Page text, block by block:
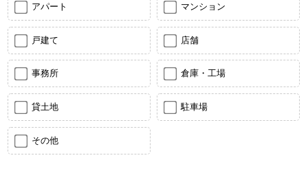
アパート マンション
戸建て 店舗
事務所 倉庫・工場
貸土地 駐車場
その他